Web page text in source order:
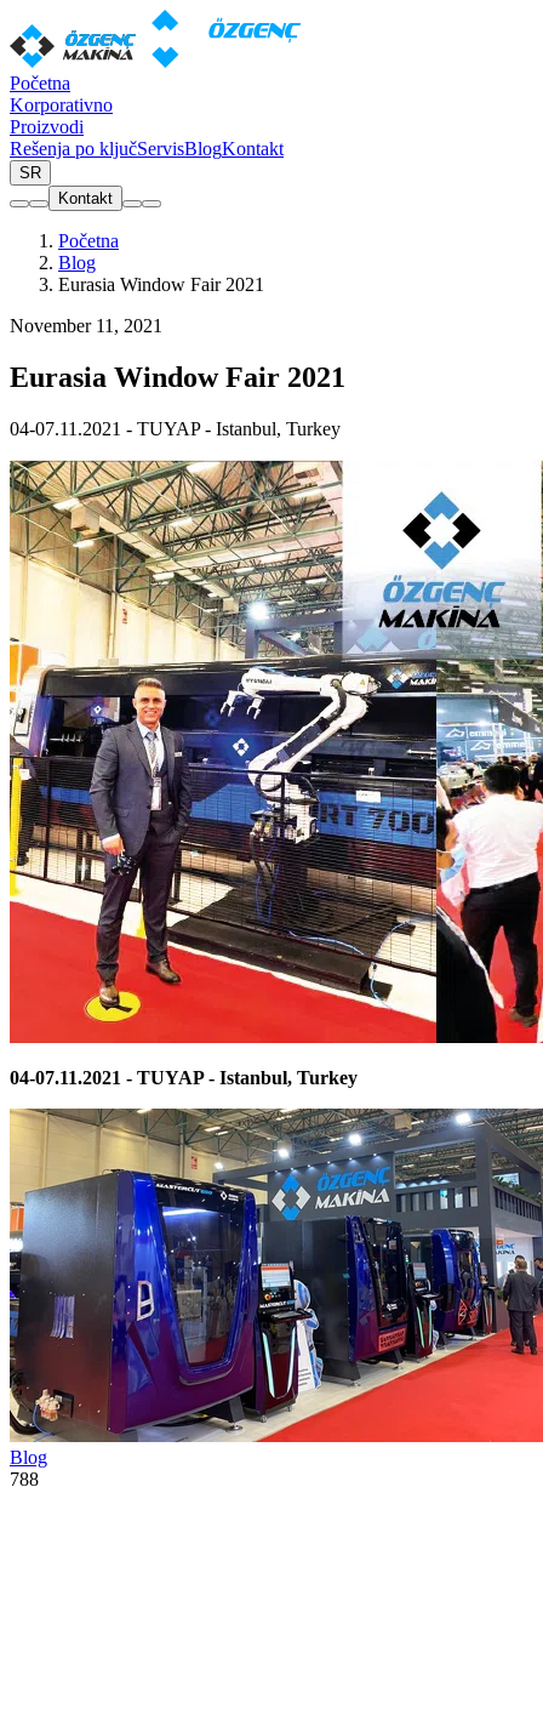
Početna
Korporativno
Proizvodi
Rešenja po ključServisBlogKontakt
SR
Kontakt
Početna
Blog
Eurasia Window Fair 2021
November 11, 2021
Eurasia Window Fair 2021
04-07.11.2021 - TUYAP - Istanbul, Turkey
04-07.11.2021 - TUYAP - Istanbul, Turkey
Blog
788